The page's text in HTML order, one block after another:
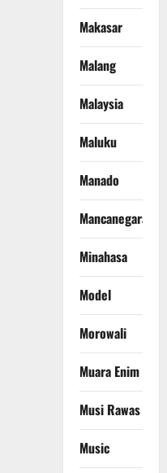
Makasar
Malang
Malaysia
Maluku
Manado
Mancanegara
Minahasa
Model
Morowali
Muara Enim
Musi Rawas
Music